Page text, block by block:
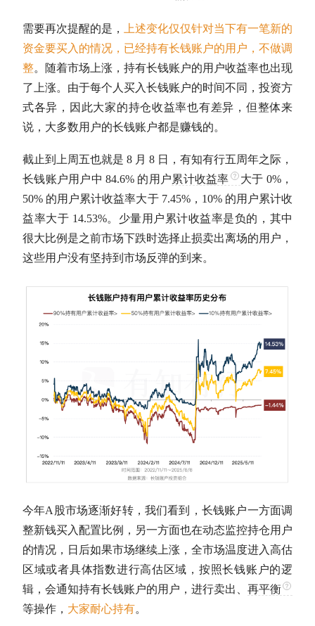
需要再次提醒的是，
上述变化仅仅针对当下有一笔新的
资金要买入的情况，已经持有长钱账户的用户，不做调
整。随着市场上涨，持有长钱账户的用户收益率也出现
了上涨。由于每个人买入长钱账户的时间不同，投资方
式各异，因此大家的持仓收益率也有差异，但整体来
说，大多数用户的长钱账户都是赚钱的。
截止到上周五也就是 8 月 8 日，有知有行五周年之际，
长钱账户用户中 84.6% 的用户累计收益率
大于 0%，
50% 的用户累计收益率大于 7.45%，10% 的用户累计收
益率大于 14.53%。少量用户 累计收益率是负的，其中
很大比例是之前市场下跌时选择止损卖出离场的用户，
这些用户没有坚持到市场反弹的到来。
今年A股市场逐渐好转，我们看到，长钱账户一方面调
整新钱买入配置比例，另一方面也在动态监控持仓用户
的情况，日后如果市场继续上涨，全市场温度进入高估
区域或者具体指数进行高估区域，按照长钱账户的逻
辑，会通知持有长钱账户的用户，进行卖出、 再平衡
等操作， 大家耐心持有。